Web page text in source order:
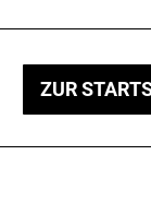
ZUR